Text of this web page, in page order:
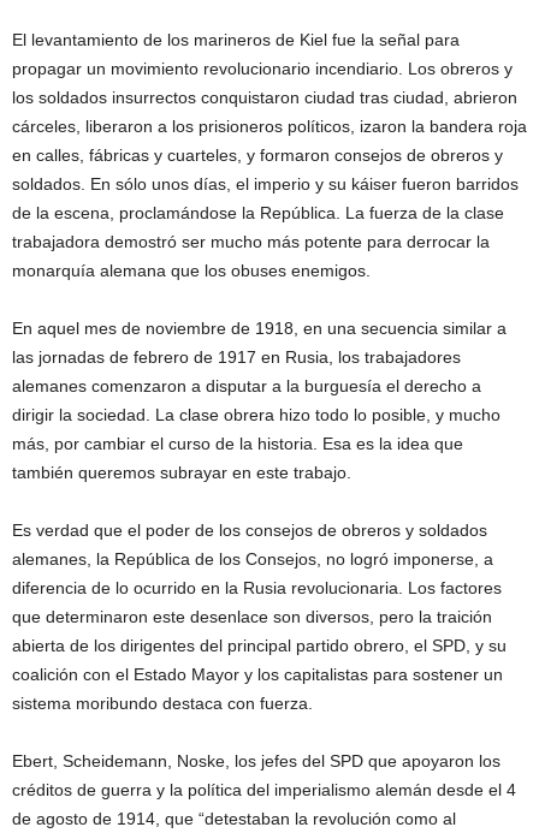
El levantamiento de los marineros de Kiel fue la señal para
propagar un movimiento revolucionario incendiario. Los obreros y
los soldados insurrectos conquistaron ciudad tras ciudad, abrieron
cárceles, liberaron a los prisioneros políticos, izaron la bandera roja
en calles, fábricas y cuarteles, y formaron consejos de obreros y
soldados. En sólo unos días, el imperio y su káiser fueron barridos
de la escena, proclamándose la República. La fuerza de la clase
trabajadora demostró ser mucho más potente para derrocar la
monarquía alemana que los obuses enemigos.
En aquel mes de noviembre de 1918, en una secuencia similar a
las jornadas de febrero de 1917 en Rusia, los trabajadores
alemanes comenzaron a disputar a la burguesía el derecho a
dirigir la sociedad. La clase obrera hizo todo lo posible, y mucho
más, por cambiar el curso de la historia. Esa es la idea que
también queremos subrayar en este trabajo.
Es verdad que el poder de los consejos de obreros y soldados
alemanes, la República de los Consejos, no logró imponerse, a
diferencia de lo ocurrido en la Rusia revolucionaria. Los factores
que determinaron este desenlace son diversos, pero la traición
abierta de los dirigentes del principal partido obrero, el SPD, y su
coalición con el Estado Mayor y los capitalistas para sostener un
sistema moribundo destaca con fuerza.
Ebert, Scheidemann, Noske, los jefes del SPD que apoyaron los
créditos de guerra y la política del imperialismo alemán desde el 4
de agosto de 1914, que “detestaban la revolución como al